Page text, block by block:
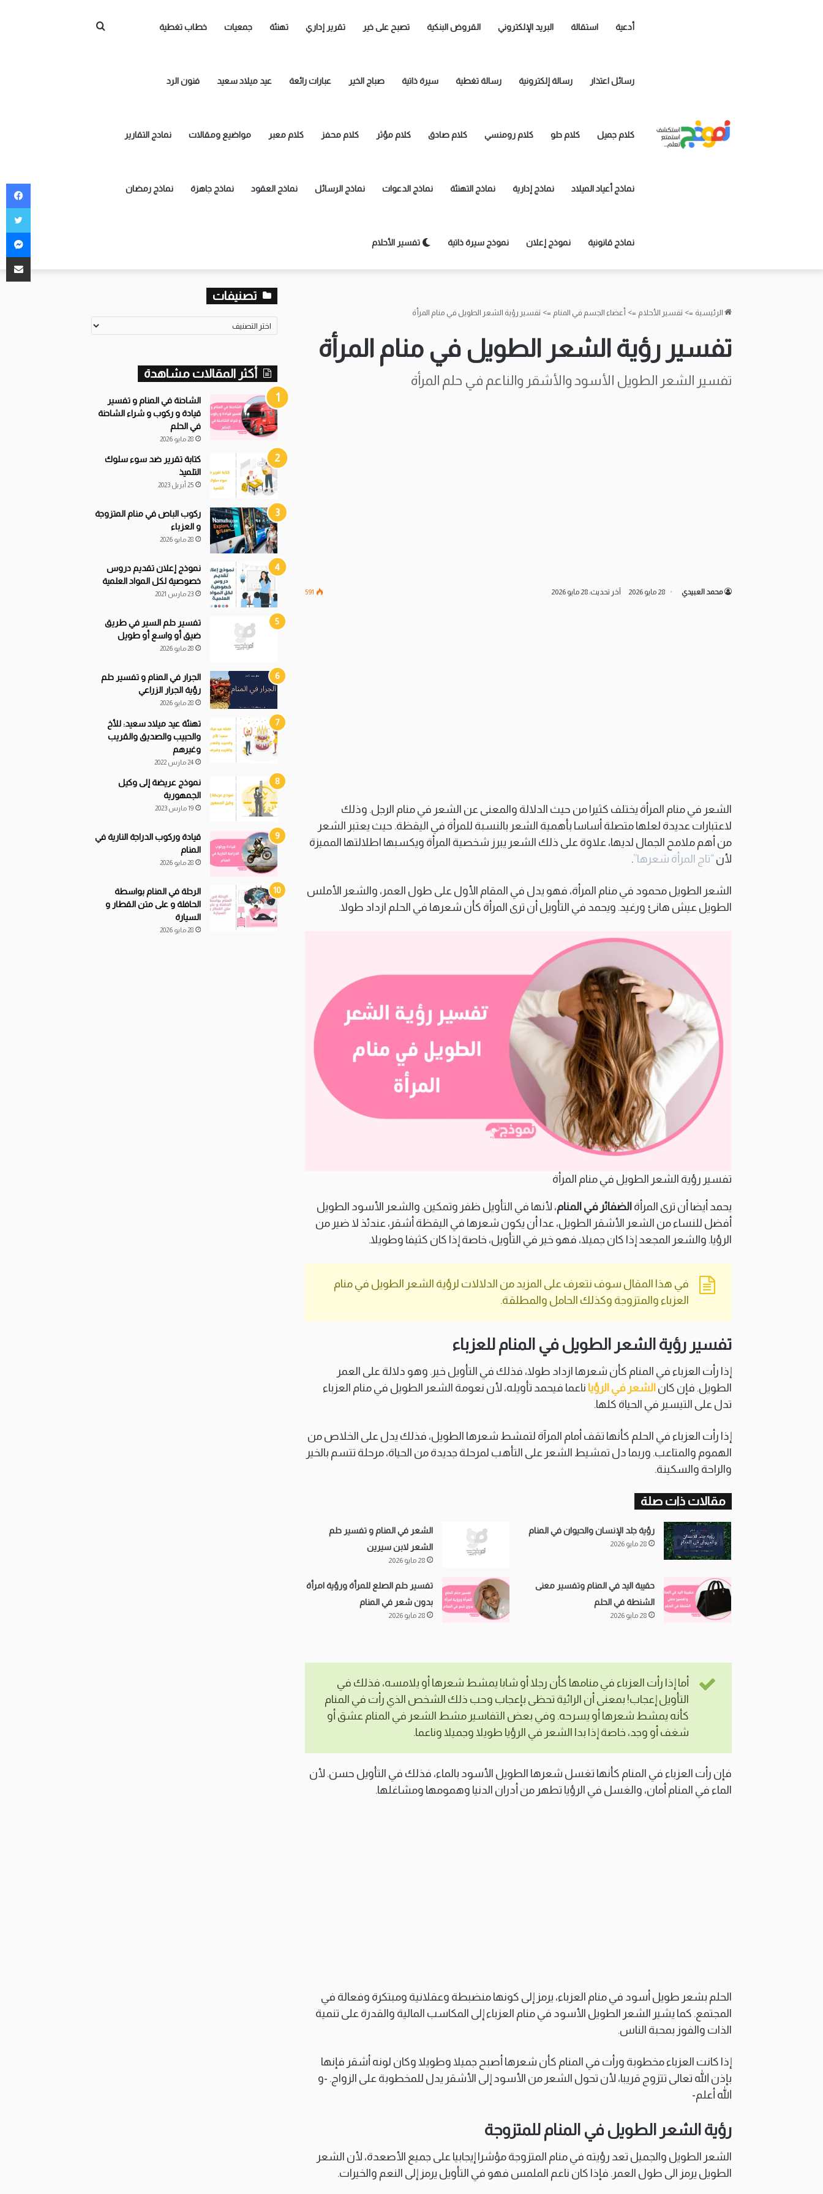
أدعية استقالة البريد الإلكتروني القروض البنكية تصبح على خير تقرير إداري تهنئة جمعيات خطاب تغطية
رسائل اعتذار رسالة إلكترونية رسالة تغطية سيرة ذاتية صباج الخير عبارات رائعة عيد ميلاد سعيد فنون الرد
كلام جميل كلام حلو كلام رومنسي كلام صادق كلام مؤثر كلام محفز كلام معبر مواضيع ومقالات نمادج التقارير
نماذج أعياد الميلاد نماذج إدارية نماذج التهنئة نماذج الدعوات نماذج الرسائل نماذج العقود نماذج جاهزة نماذج رمضان
نماذج قانونية نموذج إعلان نموذج سيرة ذاتية تفسير الأحلام
بحث
الرئيسية => تفسير الأحلام => أعضاء الجسم في المنام => تفسير رؤية الشعر الطويل في منام المرأة
تفسير رؤية الشعر الطويل في منام المرأة
تفسير الشعر الطويل الأسود والأشقر والناعم في حلم المرأة
محمد العبيدي 28 مايو 2026 آخر تحديث: 28 مايو 2026 591
الشعر في منام المرأة يختلف كثيرا من حيث الدلالة والمعنى عن الشعر في منام الرجل. وذلك
لاعتبارات عديدة لعلها متصلة أساسا بأهمية الشعر بالنسبة للمرأة في اليقظة. حيث يعتبر الشعر
من أهم ملامح الجمال لديها، علاوة على ذلك الشعر يبرز شخصية المرأة ويكسبها اطلالتها المميزة
لأن “تاج المرأة شعرها”.
الشعر الطويل محمود في منام المرأة، فهو يدل في المقام الأول على طول العمر، والشعر الأملس
الطويل عيش هانئ ورغيد. ويحمد في التأويل أن ترى المرأة كأن شعرها في الحلم ازداد طولا.
تفسير رؤية الشعر الطويل في منام المرأة
يحمد أيضا أن ترى المرأة الضفائر في المنام، لأنها في التأويل ظفر وتمكين. والشعر الأسود الطويل
أفضل للنساء من الشعر الأشقر الطويل، عدا أن يكون شعرها في اليقظة أشقر، عندئذ لا ضير من
الرؤيا. والشعر المجعد إذا كان جميلا، فهو خير في التأويل، خاصة إذا كان كثيفا وطويلا.
في هذا المقال سوف نتعرف على المزيد من الدلالات لرؤية الشعر الطويل في منام
العزباء والمتزوجة وكذلك الحامل والمطلقة.
تفسير رؤية الشعر الطويل في المنام للعزباء
إذا رأت العزباء في المنام كأن شعرها ازداد طولا، فذلك في التأويل خير. وهو دلالة على العمر
الطويل. فإن كان الشعر في الرؤيا ناعما فيحمد تأويله، لأن نعومة الشعر الطويل في منام العزباء
تدل على التيسير في الحياة كلها.
إذا رأت العزباء في الحلم كأنها تقف أمام المرآة لتمشط شعرها الطويل، فذلك يدل على الخلاص من
الهموم والمتاعب. وربما دل تمشيط الشعر على التأهب لمرحلة جديدة من الحياة، مرحلة تتسم بالخير
والراحة والسكينة.
مقالات ذات صلة
رؤية جلد الإنسان والحيوان في المنام
28 مايو 2026
الشعر في المنام و تفسير حلم
الشعر لابن سيرين
28 مايو 2026
حقيبة اليد في المنام وتفسير معنى
الشنطة في الحلم
28 مايو 2026
تفسير حلم الصلع للمرأة ورؤية امرأة
بدون شعر في المنام
28 مايو 2026
أما إذا رأت العزباء في منامها كأن رجلا أو شابا يمشط شعرها أو يلامسه، فذلك في
التأويل إعجاب! بمعنى أن الرائية تحظى بإعجاب وحب ذلك الشخص الذي رأت في المنام
كأنه يمشط شعرها أو يسرحه. وفي بعض التفاسير مشط الشعر في المنام عشق أو
شغف أو وجد، خاصة إذا بدا الشعر في الرؤيا طويلا وجميلا وناعما.
فإن رأت العزباء في المنام كأنها تغسل شعرها الطويل الأسود بالماء، فذلك في التأويل حسن. لأن
الماء في المنام أمان، والغسل في الرؤيا تطهر من أدران الدنيا وهمومها ومشاغلها.
الحلم بشعر طويل أسود في منام العزباء، يرمز إلى كونها منضبطة وعقلانية ومبتكرة وفعالة في
المجتمع. كما يشير الشعر الطويل الأسود في منام العزباء إلى المكاسب المالية والقدرة على تنمية
الذات والفوز بمحبة الناس.
إذا كانت العزباء مخطوبة ورأت في المنام كأن شعرها أصبح جميلا وطويلا وكان لونه أشقر فإنها
بإذن الله تعالى تتزوج قريبا، لأن تحول الشعر من الأسود إلى الأشقر يدل للمخطوبة على الزواج. -و
الله أعلم-
رؤية الشعر الطويل في المنام للمتزوجة
الشعر الطويل والجميل تعد رؤيته في منام المتزوجة مؤشرا إيجابيا على جميع الأصعدة، لأن الشعر
الطويل يرمز الى طول العمر. فإذا كان ناعم الملمس فهو في التأويل يرمز إلى النعم والخيرات.
تصنيفات
تصنيفات
أكثر المقالات مشاهدة
الشاحنة في المنام و تفسير
قيادة و ركوب و شراء الشاحنة
في الحلم
28 مايو 2026
كتابة تقرير ضد سوء سلوك
التلميذ
25 أبريل 2023
ركوب الباص في منام المتزوجة
و العزباء
28 مايو 2026
نموذج إعلان تقديم دروس
خصوصية لكل المواد العلمية
23 مارس 2021
تفسير حلم السير في طريق
ضيق أو واسع أو طويل
28 مايو 2026
الجرار في المنام و تفسير حلم
رؤية الجرار الزراعي
28 مايو 2026
تهنئة عيد ميلاد سعيد: للأخ
والحبيب والصديق والقريب
وغيرهم
24 مارس 2022
نموذج عريضة إلى وكيل
الجمهورية
19 مارس 2023
قيادةوركوب الدراجة النارية في
المنام
28 مايو 2026
الرحلة في المنام بواسطة
الحافلة و على متن القطار و
السيارة
28 مايو 2026